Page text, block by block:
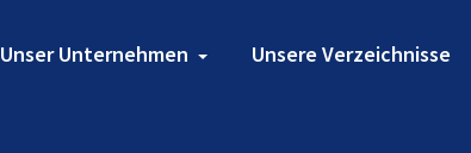
Unser Unternehmen Unsere Verzeichnisse